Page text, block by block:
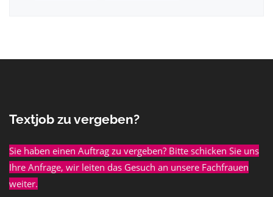
Textjob zu vergeben?
Sie haben einen Auftrag zu vergeben? Bitte schicken Sie uns
Ihre Anfrage, wir leiten das Gesuch an unsere Fachfrauen
weiter.